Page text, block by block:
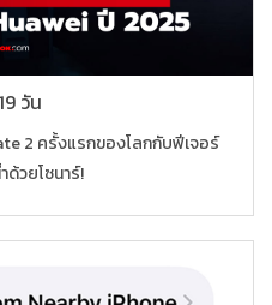
วัน
2 ครั้งแรกของโลกกับฟีเจอร์
ด้วยโซนาร์!